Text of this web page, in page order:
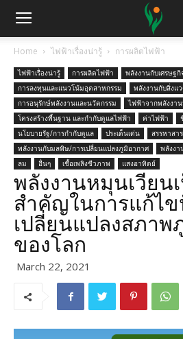
Home ไฟฟ้าเรื่องน่ารู้ การผลิตไฟฟ้า
ไฟฟ้าเรื่องน่ารู้ การผลิตไฟฟ้า
พลังงานกับเศรษฐกิ
การลงทุนและแนวโน้มอุตสาหกรรม
พลังงานกับสิ่งแ
การอนุรักษ์พลังงานและนวัตกรรม
ไฟฟ้าจากพลังงา
โครงสร้างพื้นฐาน และกำกับดูแลไฟฟ้า
ค่าไฟฟ้า
นโยบายรัฐ/การกำกับดูแล
ประเด็นเด่น สรรหาสา
พลังงานกับมลพิษ/การเปลี่ยนแปลงภูมิอากาศ
พลังงา
ลม
อื่นๆ เชื้อเพลิงชีวภาพ แสงอาทิตย์
พลังงานหมุนเวียน
สำคัญในการแก้ไ
เปลี่ยนแปลงสภาพ
ของโลก
March 22, 2021